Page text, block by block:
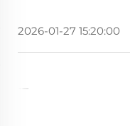
2026-01-27 15:20:00